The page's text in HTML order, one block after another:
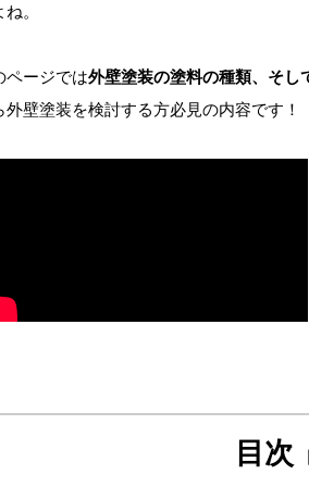
。
ページでは外壁塗装の塗料の種類、そし
外壁塗装を検討する方必見の内容です！
目次